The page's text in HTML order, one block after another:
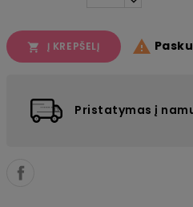
 Į KREPŠELĮ 
Pristatymas į